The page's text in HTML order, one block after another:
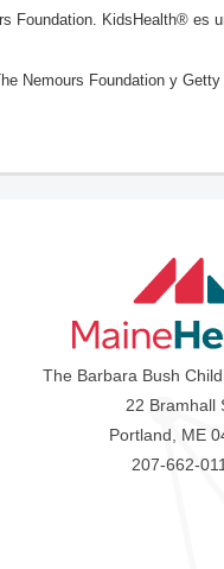
Foundation. KidsHealth® es
Nemours Foundation y Getty
The Barbara Bush
22 Bramhall
Portland, ME
207-662-